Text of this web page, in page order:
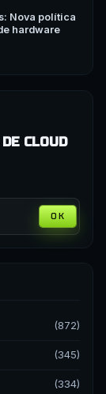
Nova política
hardware
CLOUD
OK
(872)
(345)
(334)